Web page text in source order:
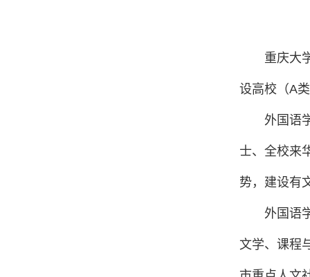
重庆大
设高校（A
外国语
士、全校来
势，建设有
外国语
文学、课程